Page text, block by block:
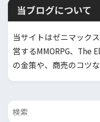
当ブログについて
当サイトはゼニマック
営するMMORPG、The
の金策や、商売のコツ